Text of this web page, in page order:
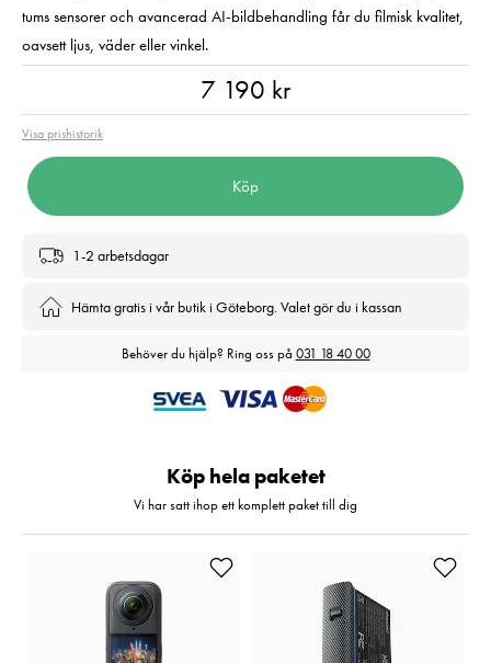
tums sensorer och avancerad AI-bildbehandling får du filmisk kvalitet,
oavsett ljus, väder eller vinkel.
7 190 kr
Visa prishistorik
Köp
1-2 arbetsdagar
Hämta gratis i vår butik i Göteborg. Valet gör du i kassan
Behöver du hjälp? Ring oss på 031 18 40 00
Köp hela paketet
Vi har satt ihop ett komplett paket till dig